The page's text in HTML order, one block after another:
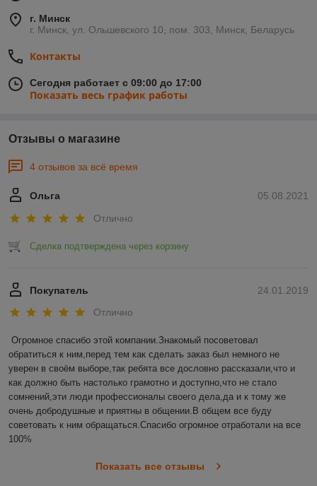
г. Минск
г. Минск, ул. Ольшевского 10, пом. 303, Минск, Беларусь
Контакты
Сегодня работает с 09:00 до 17:00
Показать весь график работы
Отзывы о магазине
4 отзывов за всё время
05.08.2021
Ольга
Отлично
Сделка подтверждена через корзину
24.01.2019
Покупатель
Отлично
Огромное спасибо этой компании.Знакомый посоветовал
обратиться к ним,перед тем как сделать заказ был немного не
уверен в своём выборе,так ребята все дословно рассказали,что и
как должно быть настолько грамотно и доступно,что не стало
сомнений,эти люди профессионалы своего дела,да и к тому же
очень добродушные и приятны в общении.В общем все буду
советовать к ним обращаться.Спасибо огромное отработали на все
100%
Показать все отзывы